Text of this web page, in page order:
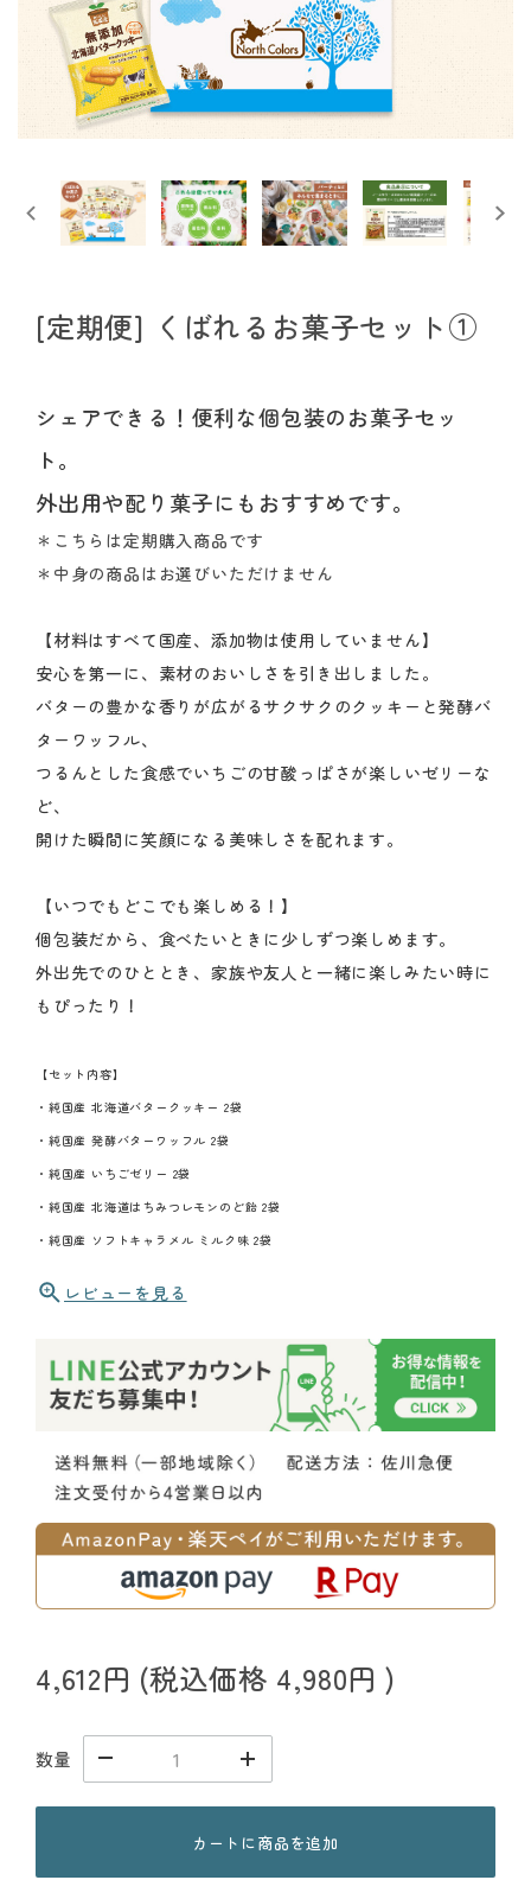
[定期便] くばれるお菓子セット①
シェアできる！便利な個包装のお菓子セッ
ト。
外出用や配り菓子にもおすすめです。
＊こちらは定期購入商品です
＊中身の商品はお選びいただけません
【材料はすべて国産、添加物は使用していません】
安心を第一に、素材のおいしさを引き出しました。
バターの豊かな香りが広がるサクサクのクッキーと発酵バ
ターワッフル、
つるんとした食感でいちごの甘酸っぱさが楽しいゼリーな
ど、
開けた瞬間に笑顔になる美味しさを配れます。
【いつでもどこでも楽しめる！】
個包装だから、食べたいときに少しずつ楽しめます。
外出先でのひととき、家族や友人と一緒に楽しみたい時に
もぴったり！
【セット内容】
・純国産 北海道バタークッキー 2袋
・純国産 発酵バターワッフル 2袋
・純国産 いちごゼリー 2袋
・純国産 北海道はちみつレモンのど飴 2袋
・純国産 ソフトキャラメル ミルク味 2袋
レビューを見る
4,612円 (税込価格 4,980円 )
数量
カートに商品を追加